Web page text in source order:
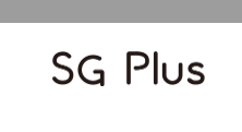
SG Plus